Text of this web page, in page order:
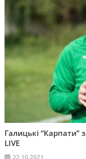
Галицькі “Карпати”
LIVE
22.10.2021